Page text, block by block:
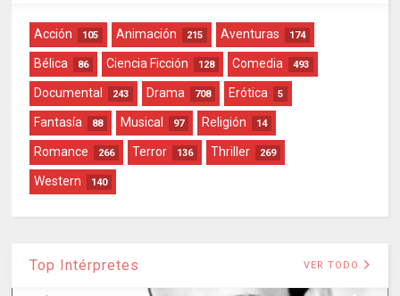
Acción 105 Animación 215 Aventuras 174
Bélica 86 Ciencia Ficción 128 Comedia 493
Documental 243 Drama 708 Erótica 5
Fantasía 88 Musical 97 Religión 14
Romance 266 Terror 136 Thriller 269
Western 140
Top Intérpretes VER TODO